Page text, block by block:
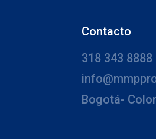
Contacto
318 343 8888
Bogotá-